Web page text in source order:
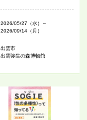
2026/05/27（水）～
2026/09/14（月）
出雲市
出雲弥生の森博物館